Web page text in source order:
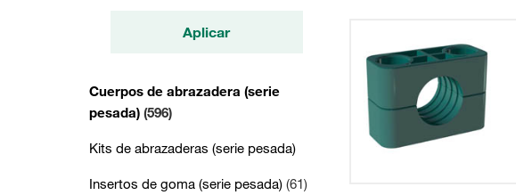
Aplicar
Cuerpos de abrazadera (serie
pesada) (596)
Kits de abrazaderas (serie pesada)
Insertos de goma (serie pesada) (61)